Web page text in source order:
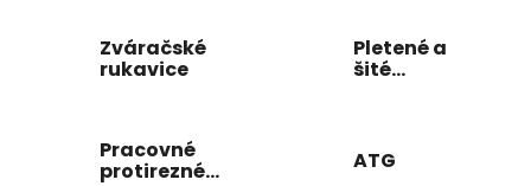
Zváračské
rukavice
Pletené a
šité
Pracovné
protirezné ATG